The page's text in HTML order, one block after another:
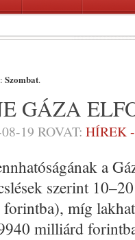
Szombat.
GÁZA
19 ROVAT: HÍREK
a
szerint
míg
milliárd